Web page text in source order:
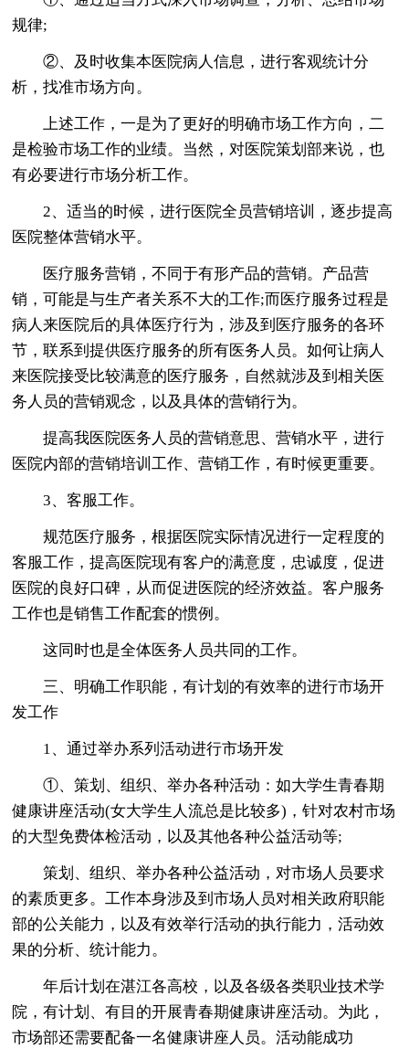
规律;
②、及时收集本医院病人信息，进行客观统计分
析，找准市场方向。
上述工作，一是为了更好的明确市场工作方向，二
是检验市场工作的业绩。当然，对医院策划部来说，也
有必要进行市场分析工作。
2、适当的时候，进行医院全员营销培训，逐步提高
医院整体营销水平。
医疗服务营销，不同于有形产品的营销。产品营
销，可能是与生产者关系不大的工作;而医疗服务过程是
病人来医院后的具体医疗行为，涉及到医疗服务的各环
节，联系到提供医疗服务的所有医务人员。如何让病人
来医院接受比较满意的医疗服务，自然就涉及到相关医
务人员的营销观念，以及具体的营销行为。
提高我医院医务人员的营销意思、营销水平，进行
医院内部的营销培训工作、营销工作，有时候更重要。
3、客服工作。
规范医疗服务，根据医院实际情况进行一定程度的
客服工作，提高医院现有客户的满意度，忠诚度，促进
医院的良好口碑，从而促进医院的经济效益。客户服务
工作也是销售工作配套的惯例。
这同时也是全体医务人员共同的工作。
三、明确工作职能，有计划的有效率的进行市场开
发工作
1、通过举办系列活动进行市场开发
①、策划、组织、举办各种活动：如大学生青春期
健康讲座活动(女大学生人流总是比较多)，针对农村市场
的大型免费体检活动，以及其他各种公益活动等;
策划、组织、举办各种公益活动，对市场人员要求
的素质更多。工作本身涉及到市场人员对相关政府职能
部的公关能力，以及有效举行活动的执行能力，活动效
果的分析、统计能力。
年后计划在湛江各高校，以及各级各类职业技术学
院，有计划、有目的开展青春期健康讲座活动。为此，
市场部还需要配备一名健康讲座人员。活动能成功